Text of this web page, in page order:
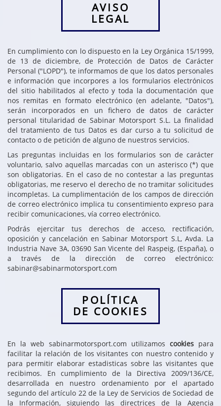
AVISO
LEGAL
En cumplimiento con lo dispuesto en la Ley Orgánica 15/1999,
de 13 de diciembre, de Protección de Datos de Carácter
Personal ("LOPD"), te informamos de que los datos personales
e información que incorpores a los formularios electrónicos
del sitio habilitados al efecto y toda la documentación que
nos remitas en formato electrónico (en adelante, "Datos"),
serán incorporados en un fichero de datos de carácter
personal titularidad de Sabinar Motorsport S.L. La finalidad
del tratamiento de tus Datos es dar curso a tu solicitud de
contacto o de petición de alguno de nuestros servicios.
Las preguntas incluidas en los formularios son de carácter
voluntario, salvo aquellas marcadas con un asterisco (*) que
son obligatorias. En el caso de no contestar a las preguntas
obligatorias, me reservo el derecho de no tramitar solicitudes
incompletas. La cumplimentación de los campos de dirección
de correo electrónico implica tu consentimiento expreso para
recibir comunicaciones, vía correo electrónico.
Podrás ejercitar tus derechos de acceso, rectificación,
oposición y cancelación en Sabinar Motorsport S.L, Avda. La
Industria Nave 3A, 03690 San Vicente del Raspeig, (España), o
a través de la dirección de correo electrónico:
sabinar@sabinarmotorsport.com
POLÍTICA
DE COOKIES
En la web sabinarmotorsport.com utilizamos cookies para
facilitar la relación de los visitantes con nuestro contenido y
para permitir elaborar estadisticas sobre las visitantes que
recibimos. En cumplimiento de la Directiva 2009/136/CE,
desarrollada en nuestro ordenamiento por el apartado
segundo del artículo 22 de la Ley de Servicios de Sociedad de
la Información, siguiendo las directrices de la Agencia